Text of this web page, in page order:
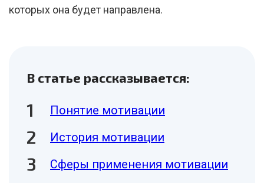
которых она будет направлена.
В статье рассказывается:
Понятие мотивации
История мотивации
Сферы применения мотивации